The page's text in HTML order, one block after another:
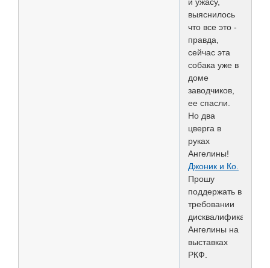
выяснилось
что все это -
правда,
сейчас эта
собака уже в
доме
заводчиков,
ее спасли.
Но два
цверга в
руках
Ангелины!
Джоник и Ко.
Прошу
поддержать в
требовании
дисквалификации
Ангелины на
выставках
РКФ.